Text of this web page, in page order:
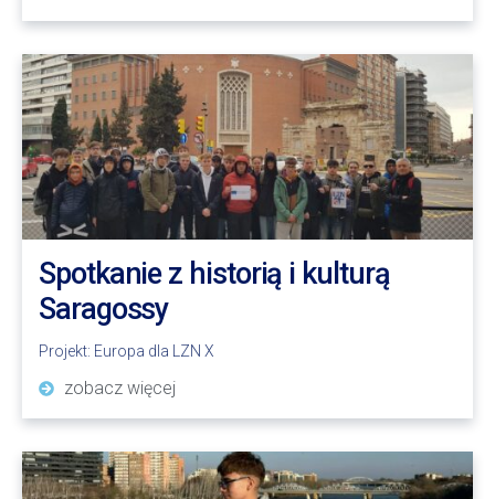
Spotkanie z historią i kulturą
Saragossy
Projekt: Europa dla LZN X
zobacz więcej